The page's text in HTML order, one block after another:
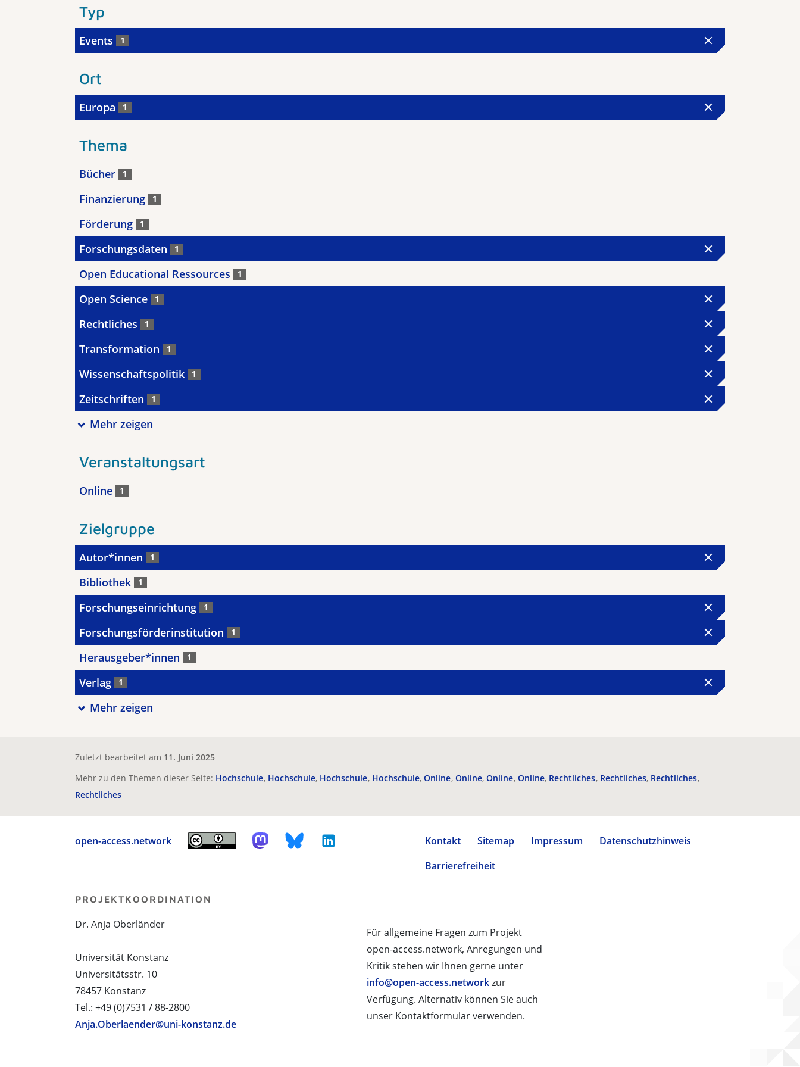
Typ
Events 1
Ort
Europa 1
Thema
Bücher 1
Finanzierung 1
Förderung 1
Forschungsdaten 1
Open Educational Ressources 1
Open Science 1
Rechtliches 1
Transformation 1
Wissenschaftspolitik 1
Zeitschriften 1
Mehr zeigen
Veranstaltungsart
Online 1
Zielgruppe
Autor*innen 1
Bibliothek 1
Forschungseinrichtung 1
Forschungsförderinstitution 1
Herausgeber*innen 1
Verlag 1
Mehr zeigen
Zuletzt bearbeitet am 11. Juni 2025
Mehr zu den Themen dieser Seite: Hochschule Hochschule Hochschule Hochschule Online Online Online Online Rechtliches Rechtliches Rechtliches
Rechtliches
open-access.network Kontakt Sitemap Impressum
Datenschutzhinweis
Barrierefreiheit
Für allgemeine Fragen zum Projekt
open-access.network, Anregungen und
Kritik stehen wir Ihnen gerne unter
info@open-access.networkzur
Verfügung. Alternativ können Sie auch
unser Kontaktformular verwenden.
PROJEKTKOORDINATION
Dr. Anja Oberländer
Universität Konstanz
Universitätsstr. 10
78457 Konstanz
Tel.: +49 (0)7531 / 88-2800
Anja.Oberlaender@uni-konstanz.de